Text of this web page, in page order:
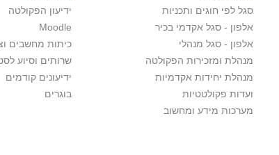
סגל לפי חוגים ותכניות
אלפון - סגל אקדמי בכיר
אלפון - סגל מנהלי
מנהלת ומזכירות הפקולטה
מנהלת יחידות אקדמיות
ועדות פקולטטיות
מערכות מידע ומחשוב
ידיעון הפקולטה
Moodle
כיתות מחשבים
שרותים וסיוע
ידיעונים קודמים
בוגרים